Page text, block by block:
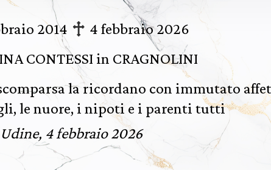
2014
4 febbraio 2026
CONTESSI in CRAGNOLINI
la ricordano con immutato
le nuore, i nipoti e i parenti tutti
Udine, 4 febbraio 2026